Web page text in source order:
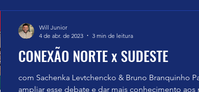
CONEXÃO NORTE x SUDESTE
com Sachenka Levtchencko & Bruno Branquinho
ampliar esse debate e dar mais conhecimento aos
Will Junior
4 de abr. de 2023
3 min de leitura